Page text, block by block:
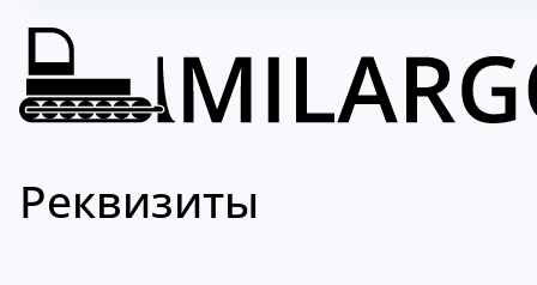
Реквизиты